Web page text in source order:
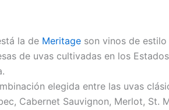
la de Meritage son vinos de estilo
de uvas cultivadas en los
elegida entre las uvas
Cabernet Sauvignon, Merlot, St.